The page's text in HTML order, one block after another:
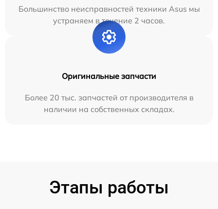
Большинство неисправностей техники Asus мы
устраняем в течение 2 часов.
Оригинальные запчасти
Более 20 тыс. запчастей от производителя в
наличии на собственных складах.
Этапы работы